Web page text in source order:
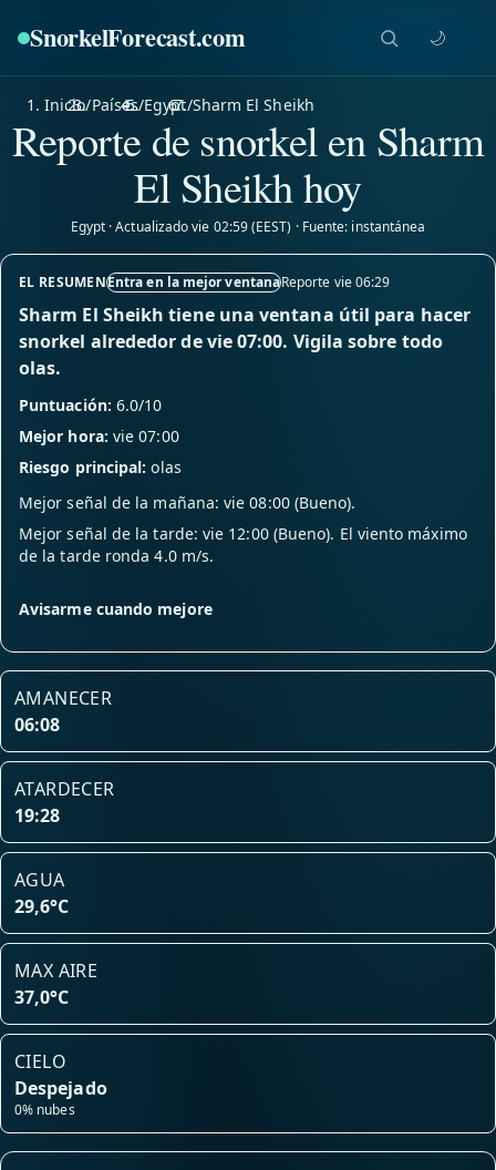
SnorkelForecast.com 🌙
Inicio/Países/Egypt/Sharm El Sheikh
Reporte de snorkel en Sharm
El Sheikh hoy
Egypt · Actualizado vie 02:59 (EEST) · Fuente: instantánea
EL RESUMENEntra en la mejor ventanaReporte vie 06:29
Sharm El Sheikh tiene una ventana útil para hacer
snorkel alrededor de vie 07:00. Vigila sobre todo
olas.
Puntuación: 6.0/10
Mejor hora: vie 07:00
Riesgo principal: olas
Mejor señal de la mañana: vie 08:00 (Bueno).
Mejor señal de la tarde: vie 12:00 (Bueno). El viento máximo
de la tarde ronda 4.0 m/s.
Avisarme cuando mejore
AMANECER
06:08
ATARDECER
19:28
AGUA
29,6°C
MAX AIRE
37,0°C
CIELO
Despejado
0% nubes